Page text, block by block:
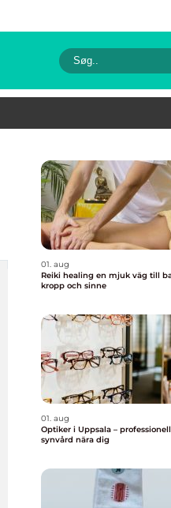
01. aug
Reiki healing en mjuk väg till balans i
kropp och sinne
01. aug
Optiker i Uppsala – professionell
synvård nära dig